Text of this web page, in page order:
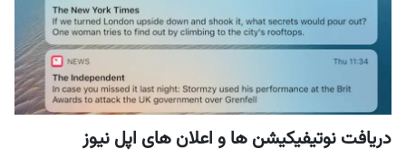
دریافت نوتیفیکیشن ها و اعلان های اپل نیوز